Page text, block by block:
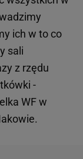
ich w to co
sali
z rzędu
-
WF w